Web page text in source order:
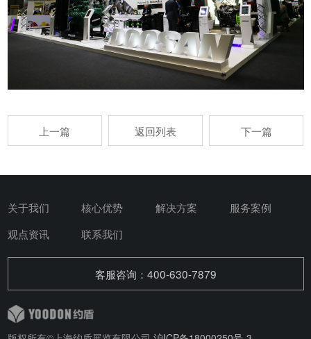
上一篇 返回列表 下一篇
关于我们 核心优势 解决方案
服务案例
观点资讯
联系我们
客服咨询：400-630-7879